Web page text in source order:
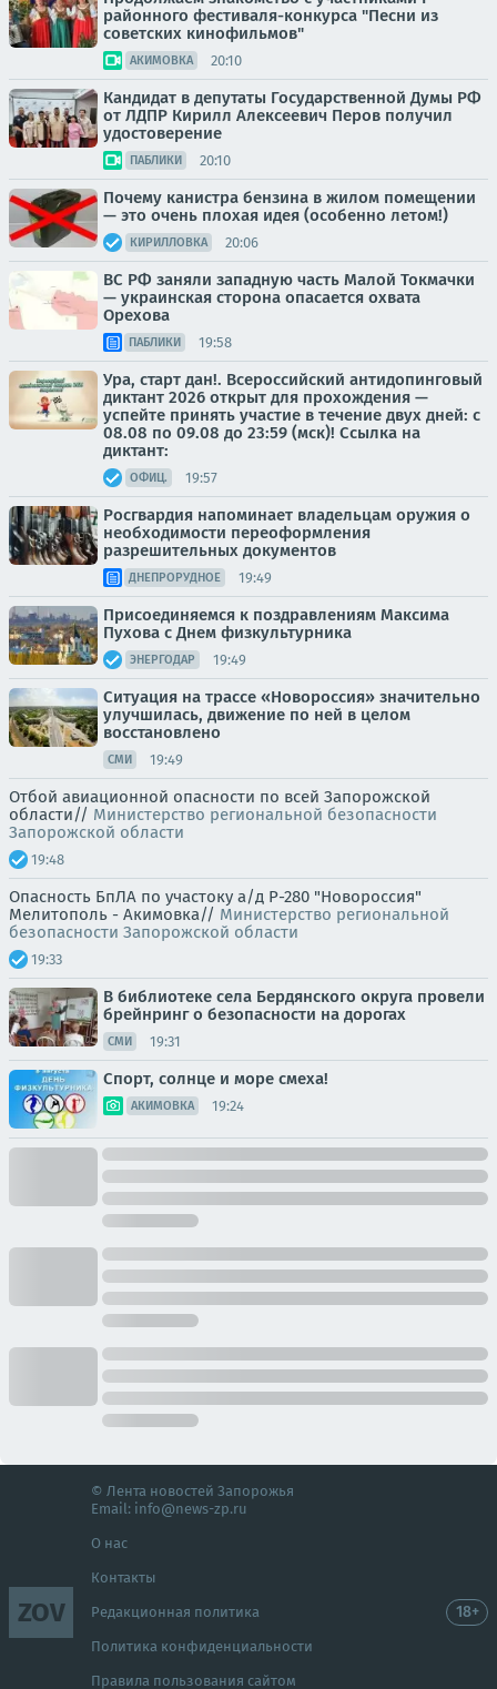
районного фестиваля-конкурса "Песни из
советских кинофильмов"
АКИМОВКА 20:10
Кандидат в депутаты Государственной Думы РФ
от ЛДПР Кирилл Алексеевич Перов получил
удостоверение
ПАБЛИКИ 20:10
Почему канистра бензина в жилом помещении
— это очень плохая идея (особенно летом!)
КИРИЛЛОВКА 20:06
ВС РФ заняли западную часть Малой Токмачки
— украинская сторона опасается охвата
Орехова
ПАБЛИКИ 19:58
Ура, старт дан!. Всероссийский антидопинговый
диктант 2026 открыт для прохождения —
успейте принять участие в течение двух дней: с
08.08 по 09.08 до 23:59 (мск)! Ссылка на
диктант:
ОФИЦ. 19:57
Росгвардия напоминает владельцам оружия о
необходимости переоформления
разрешительных документов
ДНЕПРОРУДНОЕ 19:49
Присоединяемся к поздравлениям Максима
Пухова с Днем физкультурника
ЭНЕРГОДАР 19:49
Ситуация на трассе «Новороссия» значительно
улучшилась, движение по ней в целом
восстановлено
СМИ 19:49
Отбой авиационной опасности по всей Запорожской
области// Министерство региональной безопасности
Запорожской области
19:48
Опасность БпЛА по участоку а/д Р-280 "Новороссия"
Мелитополь - Акимовка// Министерство региональной
безопасности Запорожской области
19:33
В библиотеке села Бердянского округа провели
брейнринг о безопасности на дорогах
СМИ 19:31
Спорт, солнце и море смеха!
АКИМОВКА 19:24
ZOV
© Лента новостей Запорожья
Email: info@news-zp.ru
О нас
Контакты
Редакционная политика
Политика конфиденциальности
Правила пользования сайтом
18+